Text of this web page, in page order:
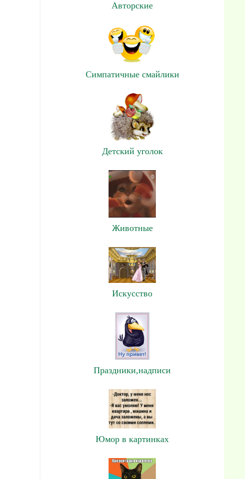
Авторские
Симпатичные смайлики
Детский уголок
Животные
Искусство
Праздники,надписи
Юмор в картинках